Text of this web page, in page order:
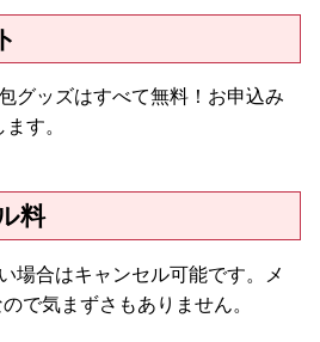
グッズはすべて無料！お申込み
す。
料
場合はキャンセル可能です。メ
で気まずさもありません。